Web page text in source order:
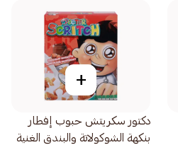
+
دكتور سكريتش حبوب إفطار
بنكهة الشوكولاتة والبندق الغنية